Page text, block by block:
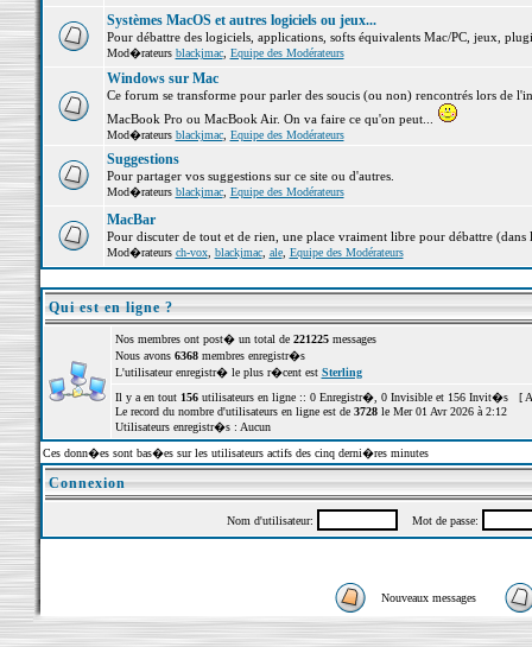
Systèmes MacOS et autres logiciels ou jeux...
Pour débattre des logiciels, applications, softs équivalents Mac/PC, jeux,
Mod�rateurs blackjmac, Equipe des Modérateurs
Windows sur Mac
Ce forum se transforme pour parler des soucis (ou non) rencontrés lors de
MacBook Pro ou MacBook Air. On va faire ce qu'on peut...
Mod�rateurs blackjmac, Equipe des Modérateurs
Suggestions
Pour partager vos suggestions sur ce site ou d'autres.
Mod�rateurs blackjmac, Equipe des Modérateurs
MacBar
Pour discuter de tout et de rien, une place vraiment libre pour débattre (dans
Mod�rateurs ch-vox, blackjmac, ale, Equipe des Modérateurs
Qui est en ligne ?
Nos membres ont post� un total de 221225messages
Nous avons 6368membres enregistr�s
L'utilisateur enregistr� le plus r�cent est Sterling
Il y a en tout 156utilisateurs en ligne :: 0 Enregistr�, 0 Invisible et 156 Invit�s [
Le record du nombre d'utilisateurs en ligne est de 3728le Mer 01 Avr 2026 à 2:12
Utilisateurs enregistr�s : Aucun
Ces donn�es sont bas�es sur les utilisateurs actifs des cinq derni�res minutes
Connexion
Nom d'utilisateur: Mot de passe:
Nouveaux messages